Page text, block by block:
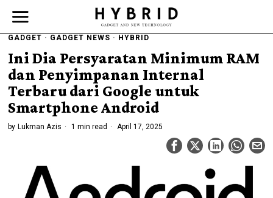
GADGET · GADGET NEWS · HYBRID
Ini Dia Persyaratan Minimum RAM
dan Penyimpanan Internal
Terbaru dari Google untuk
Smartphone Android
by Lukman Azis 1 min read April 17, 2025